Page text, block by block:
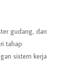
gudang, dan
tahap
sistem kerja